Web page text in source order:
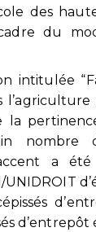
des
du
intitulée
la
nombre
a
d’entrepôt